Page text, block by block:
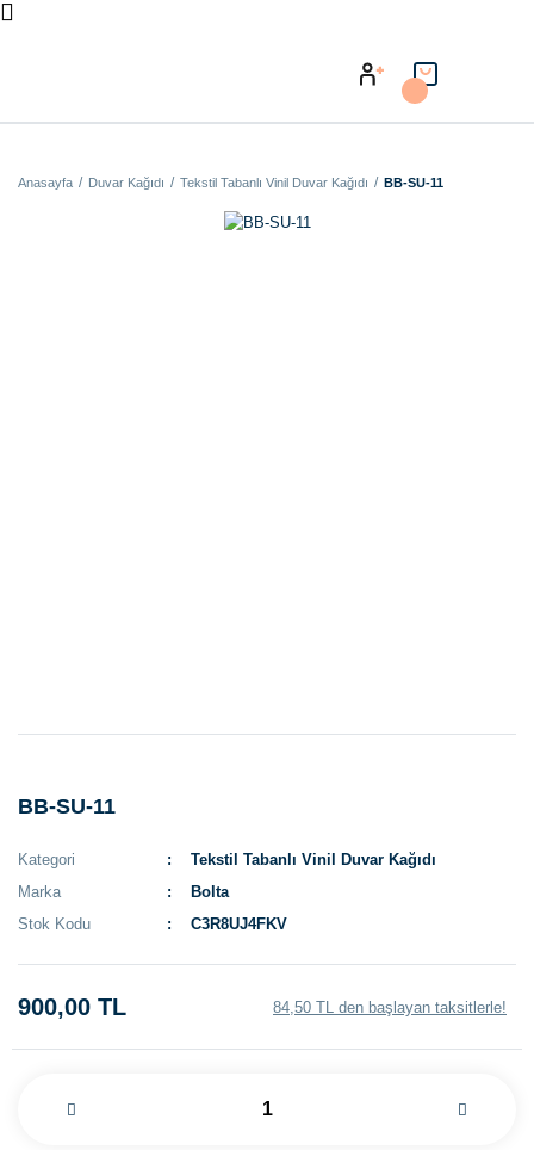
Anasayfa Duvar Kağıdı Tekstil Tabanlı Vinil Duvar Kağıdı BB-SU-11
BB-SU-11
Kategori
Tekstil Tabanlı Vinil Duvar Kağıdı
Marka
Bolta
Stok Kodu
C3R8UJ4FKV
900,00 TL 84,50 TL den başlayan taksitlerle!